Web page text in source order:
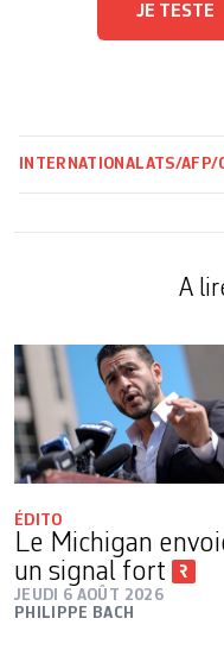
JE TESTE
INTERNATIONALATS/AFP/
A
ÉDITO
Le Michigan
un signal fort
JEUDI 6 AOÛT 2026
PHILIPPE BACH